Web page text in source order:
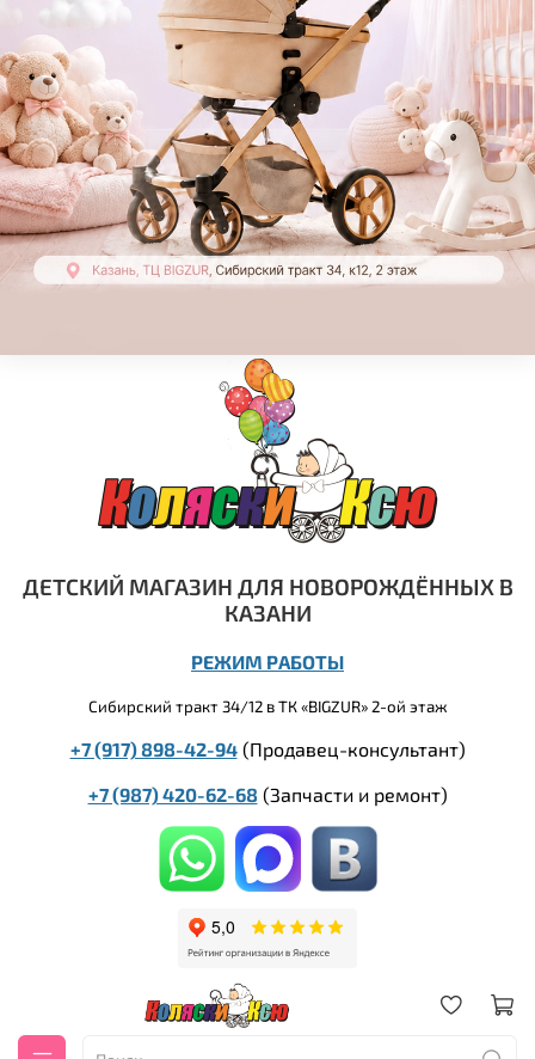
ДЕТСКИЙ МАГАЗИН ДЛЯ НОВОРОЖДЁННЫХ В
КАЗАНИ
РЕЖИМ РАБОТЫ
Сибирский тракт 34/12 в ТК «BIGZUR» 2-ой этаж
+7 (917) 898-42-94(Продавец-консультант)
+7 (987) 420-62-68 (Запчасти и ремонт)